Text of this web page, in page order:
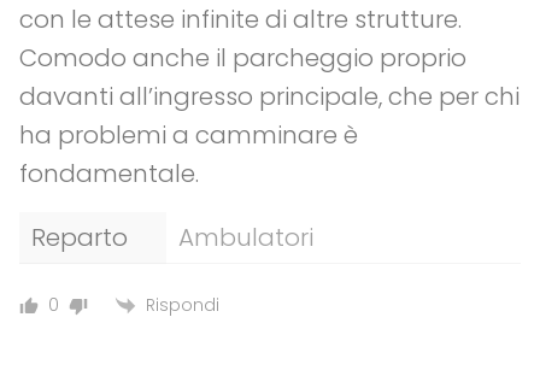
con le attese infinite di altre strutture.
Comodo anche il parcheggio proprio
davanti all’ingresso principale, che per chi
ha problemi a camminare è
fondamentale.
Reparto
Ambulatori
0 Rispondi